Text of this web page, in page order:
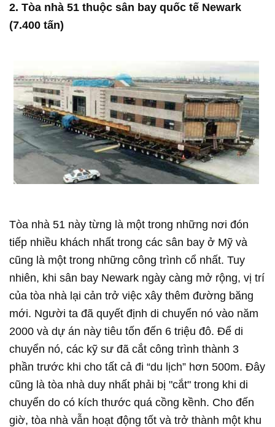
2. Tòa nhà 51 thuộc sân bay quốc tế Newark
(7.400 tấn)
Tòa nhà 51 này từng là một trong những nơi đón
tiếp nhiều khách nhất trong các sân bay ở Mỹ và
cũng là một trong những công trình cổ nhất. Tuy
nhiên, khi sân bay Newark ngày càng mở rộng, vị trí
của tòa nhà lại cản trở việc xây thêm đường băng
mới. Người ta đã quyết định di chuyển nó vào năm
2000 và dự án này tiêu tốn đến 6 triệu đô. Để di
chuyển nó, các kỹ sư đã cắt công trình thành 3
phần trước khi cho tất cả đi “du lịch” hơn 500m. Đây
cũng là tòa nhà duy nhất phải bị "cắt" trong khi di
chuyển do có kích thước quá cồng kềnh. Cho đến
giờ, tòa nhà vẫn hoạt động tốt và trở thành một khu